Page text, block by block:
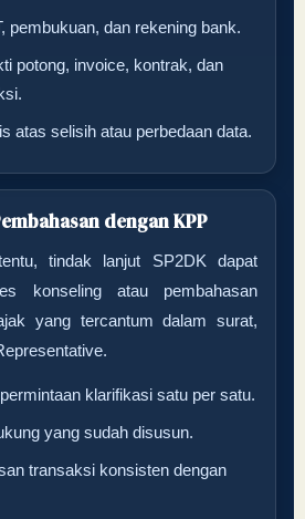
pembukuan, dan rekening bank.
potong, invoice, kontrak, dan
atas selisih atau perbedaan data.
dengan KPP
tindak lanjut SP2DK dapat
konseling atau pembahasan
yang tercantum dalam surat,
klarifikasi satu per satu.
yang sudah disusun.
transaksi konsisten dengan